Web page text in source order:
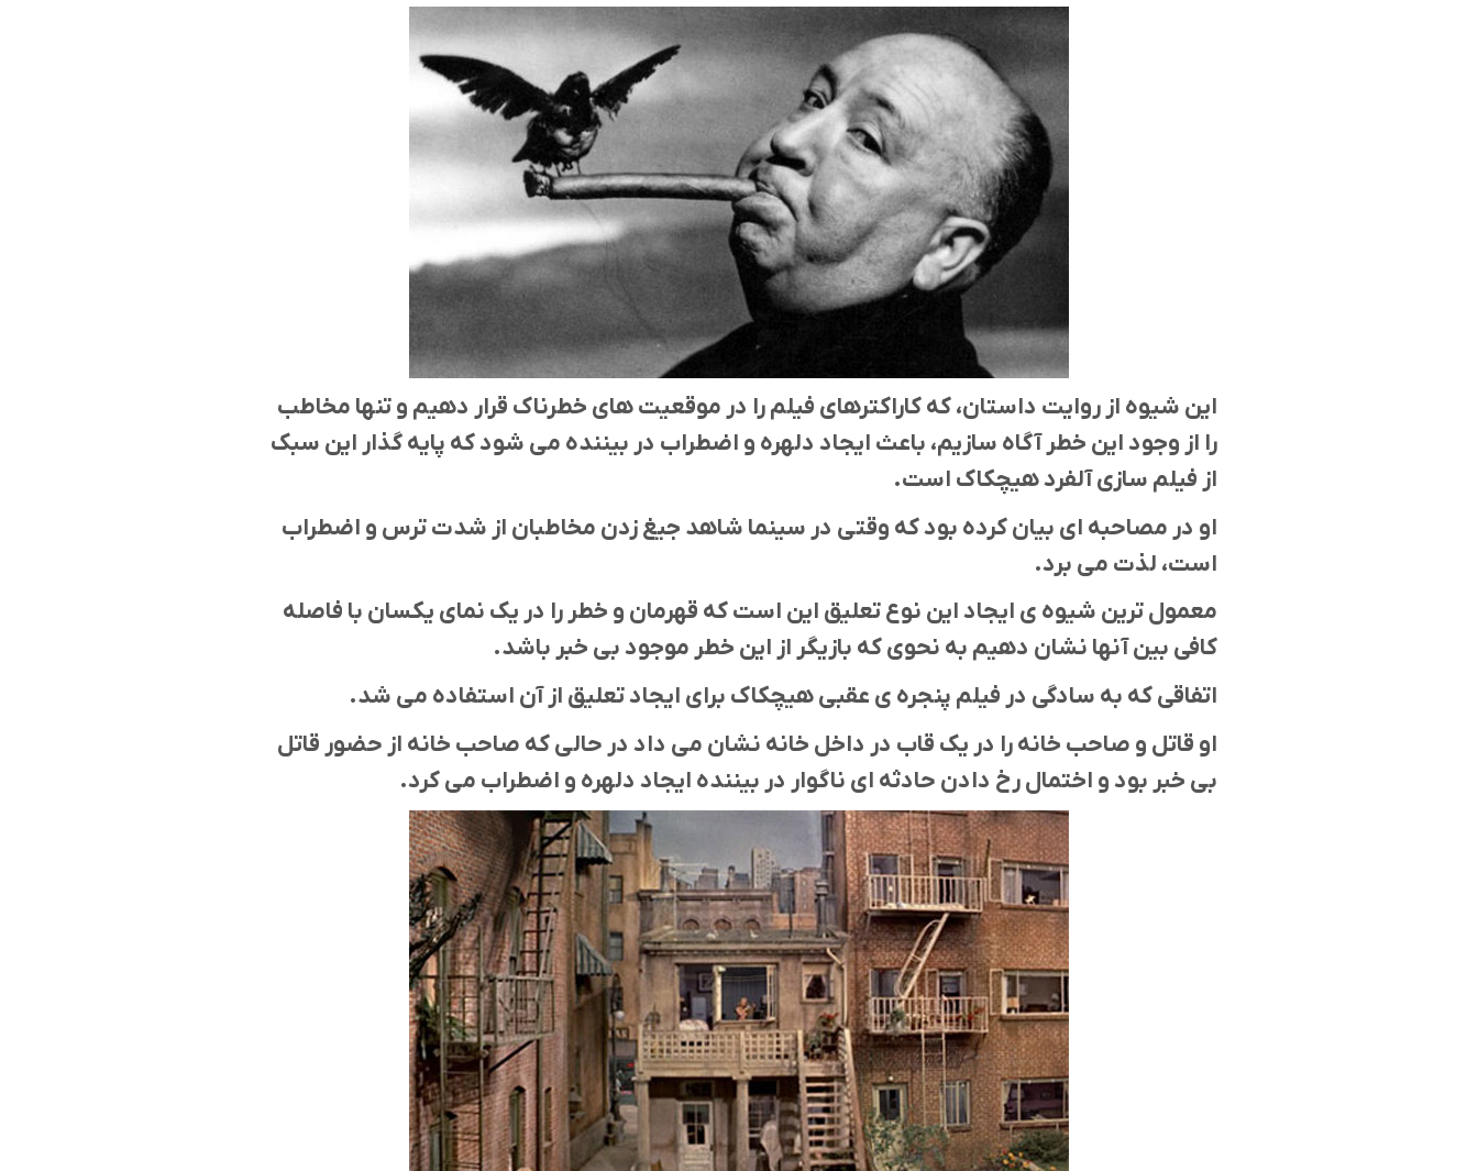
این شیوه از روایت داستان، که کاراکترهای فیلم را در موقعیت های خطرناک قرار دهیم و تنها مخاطب
را از وجود این خطر آگاه سازیم، باعث ایجاد دلهره و اضطراب در بیننده می شود که پایه گذار این سبک
از فیلم سازی آلفرد هیچکاک است.
او در مصاحبه ای بیان کرده بود که وقتی در سینما شاهد جیغ زدن مخاطبان از شدت ترس و اضطراب
است، لذت می برد.
معمول ترین شیوه ی ایجاد این نوع تعلیق این است که قهرمان و خطر را در یک نمای یکسان با فاصله
کافی بین آنها نشان دهیم به نحوی که بازیگر از این خطر موجود بی خبر باشد.
اتفاقی که به سادگی در فیلم پنجره ی عقبی هیچکاک برای ایجاد تعلیق از آن استفاده می شد.
او قاتل و صاحب خانه را در یک قاب در داخل خانه نشان می داد در حالی که صاحب خانه از حضور قاتل
بی خبر بود و اختمال رخ دادن حادثه ای ناگوار در بیننده ایجاد دلهره و اضطراب می کرد.